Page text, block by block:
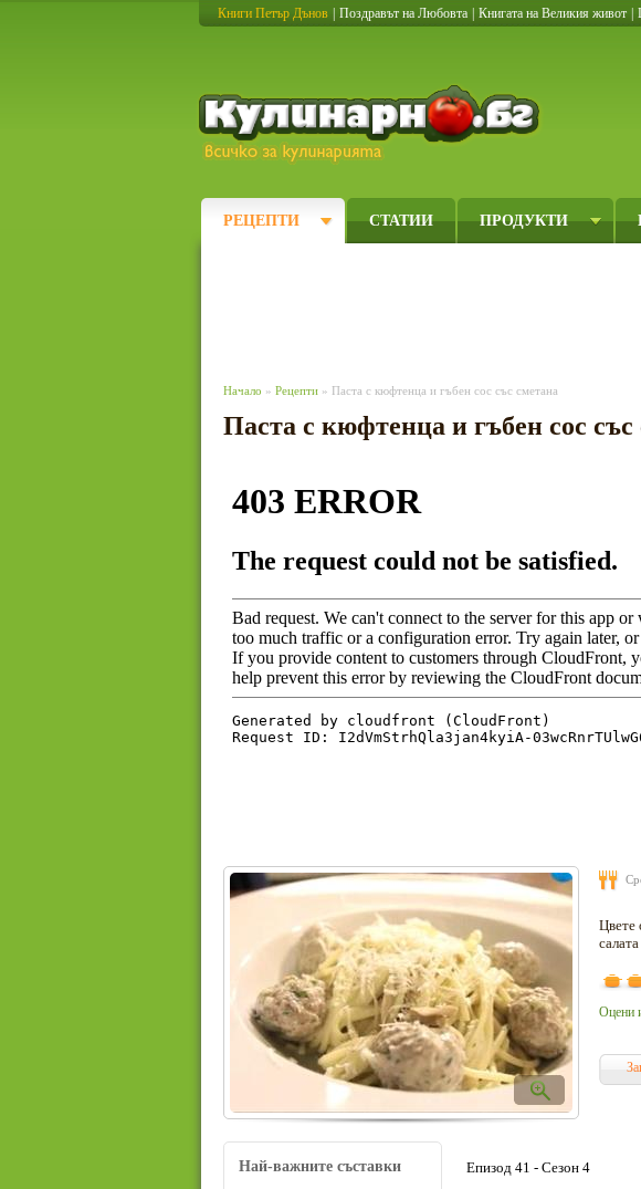
Книги Петър Дънов Поздравът на Любовта Книгата на Великия живот
РЕЦЕПТИ СТАТИИ ПРОДУКТИ
Начало » Рецепти » Паста с кюфтенца и гъбен сос със сметана
Паста с кюфтенца и гъбен сос със
Цвете
Оцени
Епизод 41 - Сезон 4
Най-важните съставки